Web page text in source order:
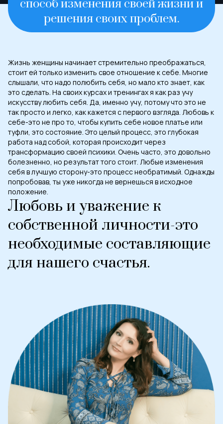
способ изменения своей жизни и
решения своих проблем.
Любовь и уважение к
собственной личности-это
необходимые составляющие
для нашего счастья.
Жизнь женщины начинает стремительно преображаться,
стоит ей только изменить свое отношение к себе. Многие
слышали, что надо полюбить себя, но мало кто знает, как
это сделать. На своих курсах и тренингах я как раз учу
искусству любить себя. Да, именно учу, потому что это не
так просто и легко, как кажется с первого взгляда. Любовь к
себе-это не про то, чтобы купить себе новое платье или
туфли, это состояние. Это целый процесс, это глубокая
работа над собой, которая происходит через
трансформацию своей психики. Очень часто, это довольно
болезненно, но результат того стоит. Любые изменения
себя в лучшую сторону-это процесс необратимый. Однажды
попробовав, ты уже никогда не вернешься в исходное
положение.